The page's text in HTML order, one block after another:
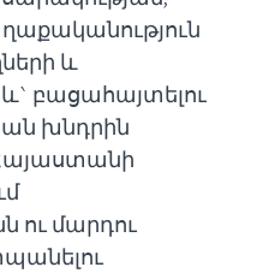
և
բացահայտելու
խնդրին
ու մարդու